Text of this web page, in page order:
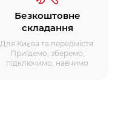
Безкоштовне
складання
Для Києва та передмістя.
Приїдемо, зберемо,
підключимо, навчимо